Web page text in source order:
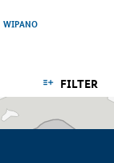
WIPANO
FILTER